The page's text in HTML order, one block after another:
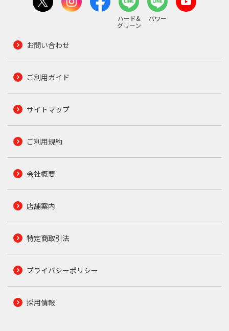
ハード&
グリーン
パワー
お問い合わせ
ご利用ガイド
サイトマップ
ご利用規約
会社概要
店舗案内
特定商取引法
プライバシーポリシー
採用情報